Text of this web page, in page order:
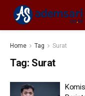
Home Tag Surat
Tag: Surat